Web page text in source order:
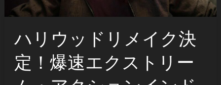
ハリウッドリメイク決
定！爆速エクストリー